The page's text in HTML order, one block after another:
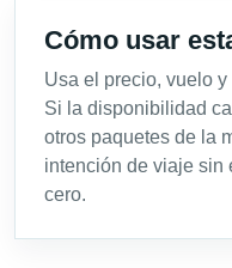
Cómo usar
Usa el precio, vuelo
Si la disponibilidad
otros paquetes de la
intención de viaje sin
cero.